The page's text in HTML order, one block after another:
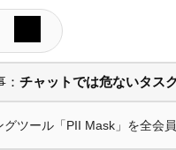
チャットでは危ないタス
ツール「PII Mask」を全会